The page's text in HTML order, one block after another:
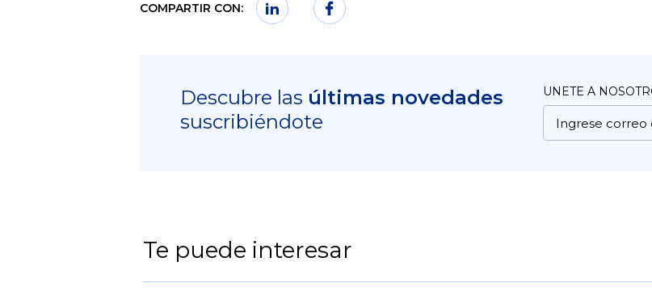
COMPARTIR CON:
Descubre las últimas novedades
suscribiéndote
UNETE A
Te puede interesar